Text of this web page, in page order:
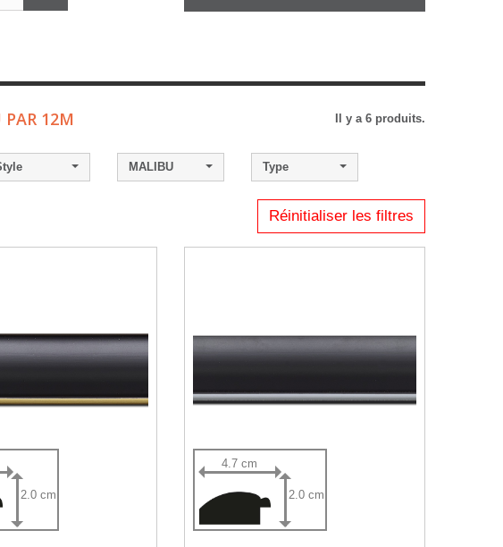
PAR 12M Il y a 6 produits.
MALIBU Type
Réinitialiser les filtres
2.0 cm
4.7 cm
2.0 cm